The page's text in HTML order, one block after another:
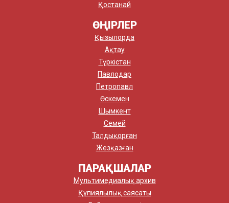
Қостанай
ӨҢІРЛЕР
Қызылорда
Ақтау
Түркістан
Павлодар
Петропавл
Өскемен
Шымкент
Семей
Талдықорған
Жезқазған
ПАРАҚШАЛАР
Мультимедиалық архив
Құпиялылық саясаты